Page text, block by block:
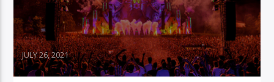
JULY 26, 2021